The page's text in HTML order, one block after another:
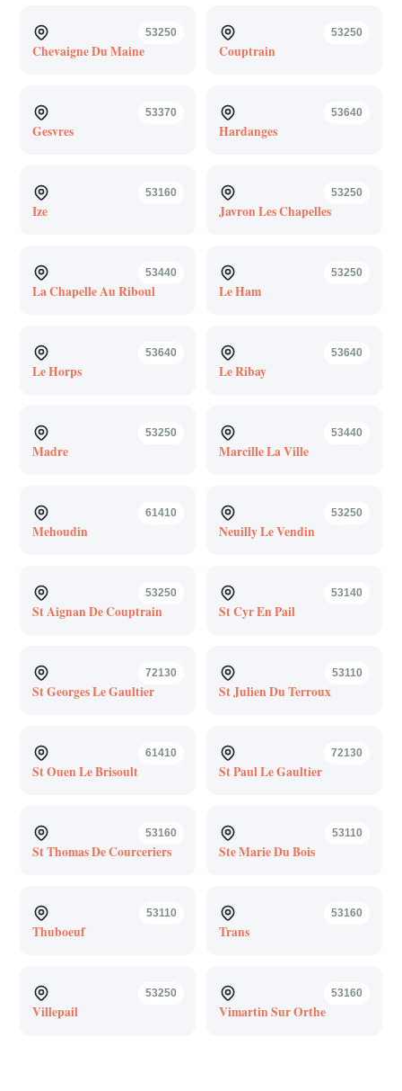
53250
Chevaigne Du Maine
53250
Couptrain
53370
Gesvres
53640
Hardanges
53160
Ize
53250
Javron Les Chapelles
53440
La Chapelle Au Riboul
53250
Le Ham
53640
Le Horps
53640
Le Ribay
53250
Madre
53440
Marcille La Ville
61410
Mehoudin
53250
Neuilly Le Vendin
53250
St Aignan De Couptrain
53140
St Cyr En Pail
72130
St Georges Le Gaultier
53110
St Julien Du Terroux
61410
St Ouen Le Brisoult
72130
St Paul Le Gaultier
53160
St Thomas De Courceriers
53110
Ste Marie Du Bois
53110
Thuboeuf
53160
Trans
53250
Villepail
53160
Vimartin Sur Orthe